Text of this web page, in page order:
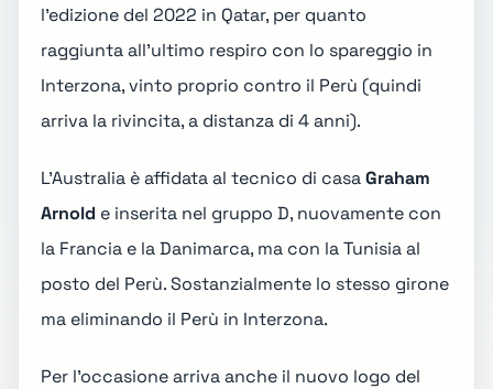
l'edizione del 2022 in Qatar, per quanto
raggiunta all'ultimo respiro con lo spareggio in
Interzona, vinto proprio contro il Perù (quindi
arriva la rivincita, a distanza di 4 anni).
L'Australia è affidata al tecnico di casaGraham
Arnold e inserita nel gruppo D, nuovamente con
la Francia e la Danimarca, ma con la Tunisia al
posto del Perù. Sostanzialmente lo stesso girone
ma eliminando il Perù in Interzona.
Per l'occasione arriva anche il nuovo logo del